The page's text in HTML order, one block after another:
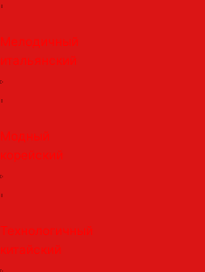
Мелодичный
итальянский
Модный
корейский
Технологичный
китайский